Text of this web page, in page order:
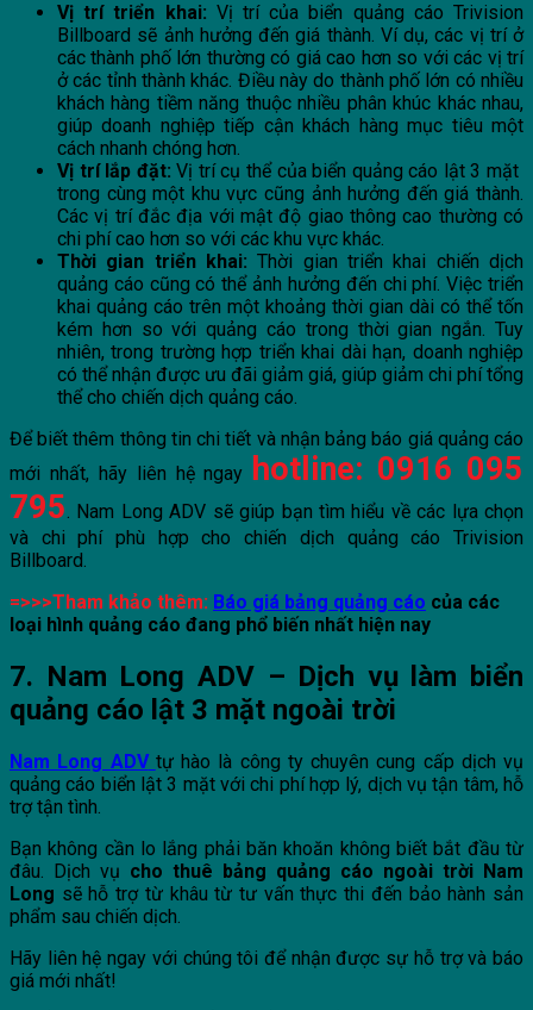
Vị trí triển khai: Vị trí của biển quảng cáo Trivision
Billboard sẽ ảnh hưởng đến giá thành. Ví dụ, các vị trí ở
các thành phố lớn thường có giá cao hơn so với các vị trí
ở các tỉnh thành khác. Điều này do thành phố lớn có nhiều
khách hàng tiềm năng thuộc nhiều phân khúc khác nhau,
giúp doanh nghiệp tiếp cận khách hàng mục tiêu một
cách nhanh chóng hơn.
Vị trí lắp đặt: Vị trí cụ thể của biển quảng cáo lật 3 mặt
trong cùng một khu vực cũng ảnh hưởng đến giá thành.
Các vị trí đắc địa với mật độ giao thông cao thường có
chi phí cao hơn so với các khu vực khác.
Thời gian triển khai:Thời gian triển khai chiến dịch
quảng cáo cũng có thể ảnh hưởng đến chi phí. Việc triển
khai quảng cáo trên một khoảng thời gian dài có thể tốn
kém hơn so với quảng cáo trong thời gian ngắn. Tuy
nhiên, trong trường hợp triển khai dài hạn, doanh nghiệp
có thể nhận được ưu đãi giảm giá, giúp giảm chi phí tổng
thể cho chiến dịch quảng cáo.
Để biết thêm thông tin chi tiết và nhận bảng báo giá quảng cáo
mới nhất, hãy liên hệ ngay
hotline: 0916 095
795. Nam Long ADV sẽ giúp bạn tìm hiểu về các lựa chọn
và chi phí phù hợp cho chiến dịch quảng cáo Trivision
Billboard.
=>>>Tham khảo thêm: Báo giá bảng quảng cáo của các
loại hình quảng cáo đang phổ biến nhất hiện nay
7. Nam Long ADV – Dịch vụ làm biển
quảng cáo lật 3 mặt ngoài trời
Nam Long ADV tự hào là công ty chuyên cung cấp dịch vụ
quảng cáo biển lật 3 mặt với chi phí hợp lý, dịch vụ tận tâm, hỗ
trợ tận tình.
Bạn không cần lo lắng phải băn khoăn không biết bắt đầu từ
đâu. Dịch vụ cho thuê bảng quảng cáo ngoài trời Nam
Long sẽ hỗ trợ từ khâu từ tư vấn thực thi đến bảo hành sản
phẩm sau chiến dịch.
Hãy liên hệ ngay với chúng tôi để nhận được sự hỗ trợ và báo
giá mới nhất!